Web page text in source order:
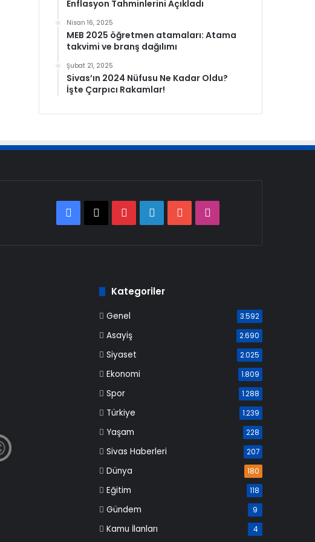
Enflasyon Tahminlerini Açıkladı
Nisan 16, 2025
MEB 2025 öğretmen atamaları: Atama
takvimi ve branş dağılımı
Şubat 21, 2025
Sivas’ın 2024 Nüfusu Ne Kadar Oldu?
İşte Çarpıcı Rakamlar!
Facebook
X PinterestLinkedInYouTube
Kategoriler
Genel 3.592
Asayiş 2.690
Siyaset 2.025
Ekonomi 1.809
Spor 1.288
Türkiye 1.239
Yaşam 228
Sivas Haberleri 207
Dünya 180
Eğitim 118
Gündem 9
Kamu İlanları 4